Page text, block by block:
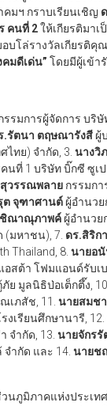
มฯ กราบเรียนเชิญ
คนที่ 2ให้เกียรติมาเ
บโล่รางวัลเกียรติคุณ
คมดีเด่น” โดยมีผู้เข้า
รมการผู้จัดการ บริษั
.รัตนา ตฤษณารังสีผู้
ไทย) จำกัด, 3. นางวิ
นที่ 1 บริษัท บิ๊กซี ซูเป
วรรณพลายกรรมกา
ต จุฑาศานต์ผู้อำนวย
ณาณุภาพค์ผู้อำนวย
(มหาชน), 7. ดร.สิริก
Thailand, 8. นายอ
สต้า โฟมแอนด์รับเบ
ย มูลนิธิป่อเต็กตึ๊ง,
เภสัช, 11. นายสมช
งเรียนศึกษานารี, 12.
จำกัด, 13. นายจักรรั
ำกัด และ 14. นายช
นภูมิภาคแห่งประเ